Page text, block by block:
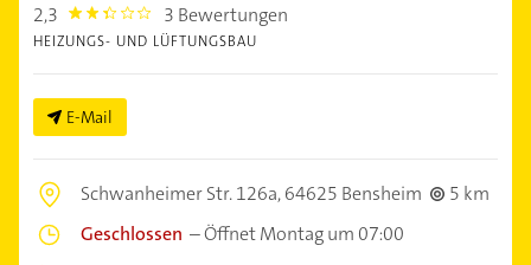
2,3 2.3 3 Bewertungen
HEIZUNGS- UND LÜFTUNGSBAU
E-Mail
Schwanheimer Str. 126a,64625 Bensheim
5 km
Geschlossen –Öffnet Montag um 07:00